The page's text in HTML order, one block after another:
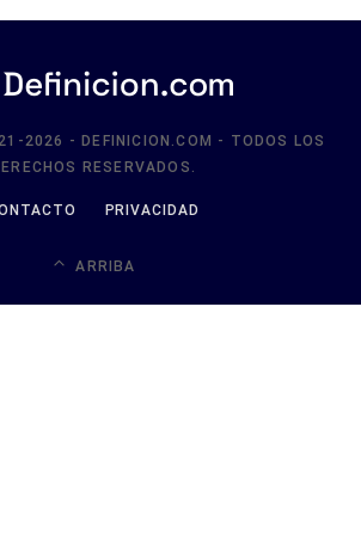
2026 - DEFINICION.COM - TODOS LOS
RESERVADOS.
PRIVACIDAD
ARRIBA